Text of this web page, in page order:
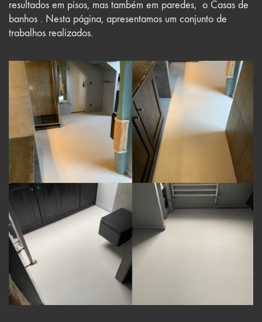
resultados em pisos, mas também em paredes, o Casas de
banhos . Nesta página, apresentamos um conjunto de
trabalhos realizados.